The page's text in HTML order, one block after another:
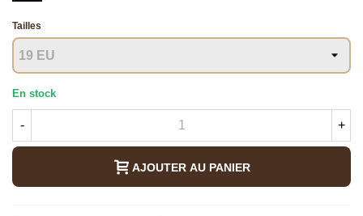
Tailles
En stock
- +
AJOUTER AU PANIER